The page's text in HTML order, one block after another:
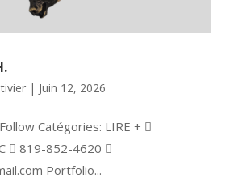
| Juin 12, 2026
Catégories: LIRE + 
 819-852-4620 
Portfolio...